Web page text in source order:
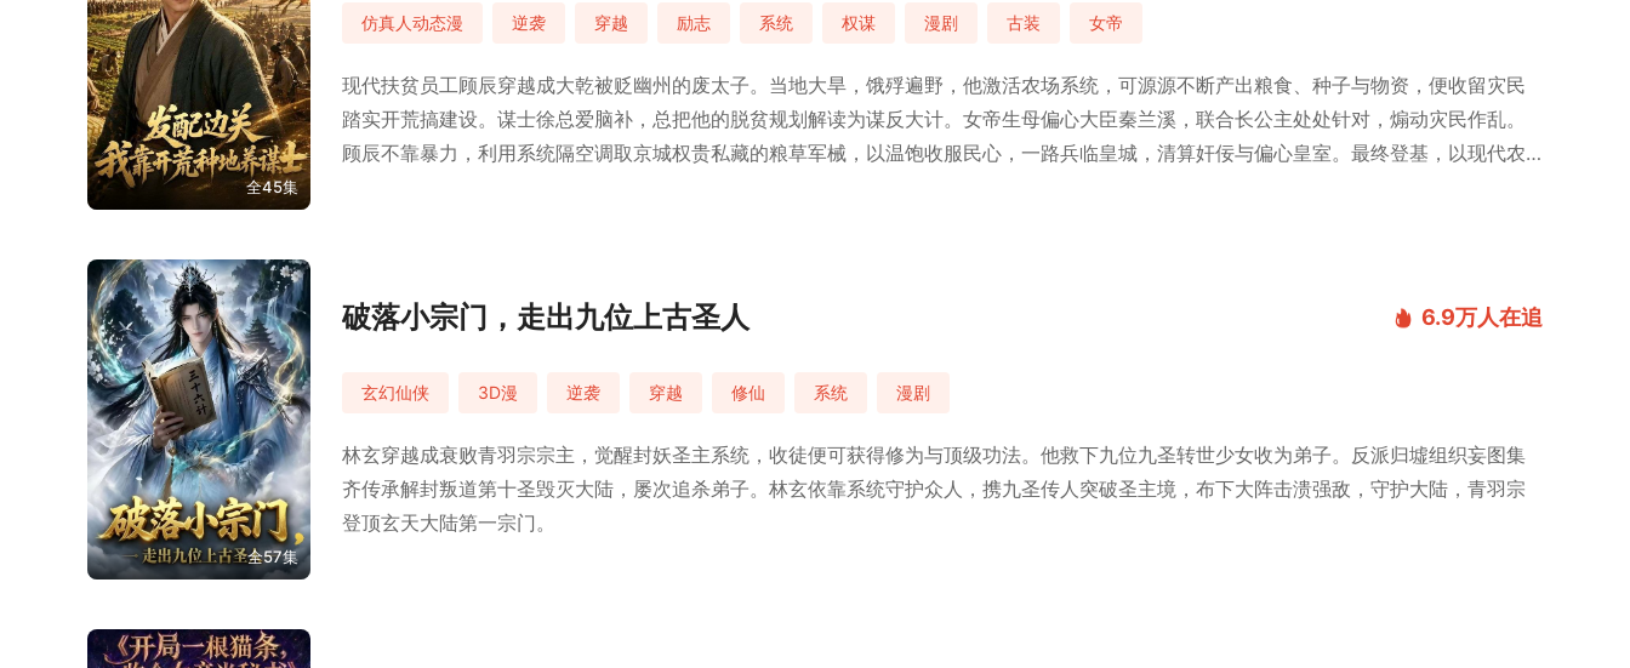
全45集
仿真人动态漫 逆袭 穿越 励志 系统 权谋 漫剧 古装 女帝
现代扶贫员工顾辰穿越成大乾被贬幽州的废太子。当地大旱，饿殍遍野，他激活农场系统，可源源不断产出粮食、种子与物资，便收留灾民
踏实开荒搞建设。谋士徐总爱脑补，总把他的脱贫规划解读为谋反大计。女帝生母偏心大臣秦兰溪，联合长公主处处针对，煽动灾民作乱。
顾辰不靠暴力，利用系统隔空调取京城权贵私藏的粮草军械，以温饱收服民心，一路兵临皇城，清算奸佞与偏心皇室。最终登基，以现代农
全57集
破落小宗门，走出九位上古圣人 6.9万人在追
玄幻仙侠 3D漫 逆袭 穿越 修仙 系统 漫剧
林玄穿越成衰败青羽宗宗主，觉醒封妖圣主系统，收徒便可获得修为与顶级功法。他救下九位九圣转世少女收为弟子。反派归墟组织妄图集
齐传承解封叛道第十圣毁灭大陆，屡次追杀弟子。林玄依靠系统守护众人，携九圣传人突破圣主境，布下大阵击溃强敌，守护大陆，青羽宗
登顶玄天大陆第一宗门。